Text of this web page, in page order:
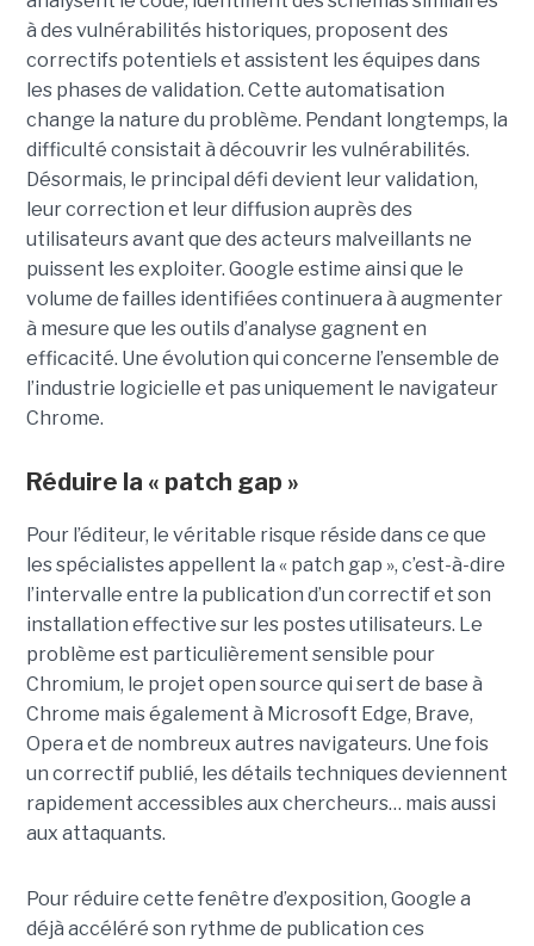
à des vulnérabilités historiques, proposent des
correctifs potentiels et assistent les équipes dans
les phases de validation. Cette automatisation
change la nature du problème. Pendant longtemps, la
difficulté consistait à découvrir les vulnérabilités.
Désormais, le principal défi devient leur validation,
leur correction et leur diffusion auprès des
utilisateurs avant que des acteurs malveillants ne
puissent les exploiter. Google estime ainsi que le
volume de failles identifiées continuera à augmenter
à mesure que les outils d’analyse gagnent en
efficacité. Une évolution qui concerne l’ensemble de
l’industrie logicielle et pas uniquement le navigateur
Chrome.
Réduire la « patch gap »
Pour l’éditeur, le véritable risque réside dans ce que
les spécialistes appellent la « patch gap », c’est-à-dire
l’intervalle entre la publication d’un correctif et son
installation effective sur les postes utilisateurs. Le
problème est particulièrement sensible pour
Chromium, le projet open source qui sert de base à
Chrome mais également à Microsoft Edge, Brave,
Opera et de nombreux autres navigateurs. Une fois
un correctif publié, les détails techniques deviennent
rapidement accessibles aux chercheurs… mais aussi
aux attaquants.
Pour réduire cette fenêtre d’exposition, Google a
déjà accéléré son rythme de publication ces